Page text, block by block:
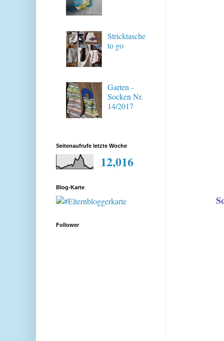
Stricktasche
to go
Garten -
Socken Nr.
14/2017
Seitenaufrufe letzte Woche
12,016
Blog-Karte
Follower